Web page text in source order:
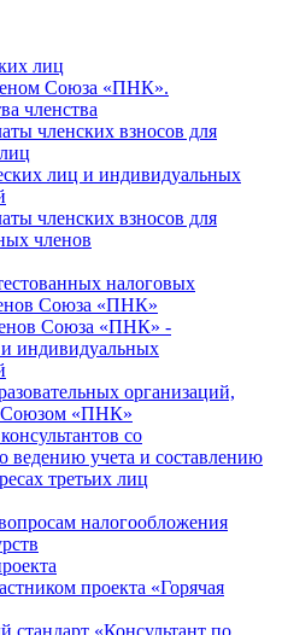
лиц
Союза «ПНК».
членства
членских взносов для
лиц и индивидуальных
членских взносов для
членов
налоговых
Союза «ПНК»
Союза «ПНК» -
индивидуальных
организаций,
Союзом «ПНК»
со
ведению учета и составлению
третьих лиц
налогообложения
проекта «Горячая
стандарт «Консультант по